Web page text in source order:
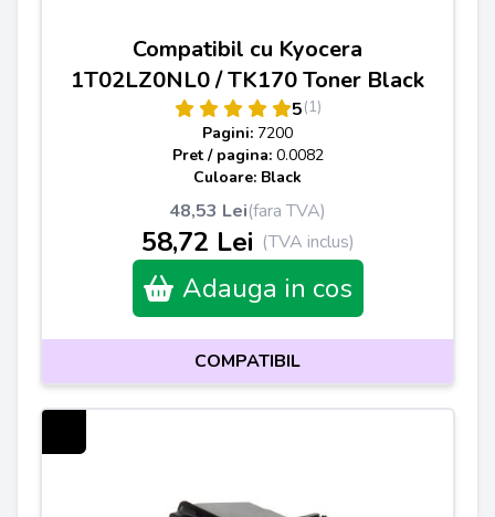
Compatibil cu Kyocera
1T02LZ0NL0 / TK170 Toner Black
5(1)
Pagini: 7200
Pret / pagina: 0.0082
Culoare: Black
48,53 Lei(fara TVA)
58,72 Lei (TVA inclus)
Adauga in cos
COMPATIBIL